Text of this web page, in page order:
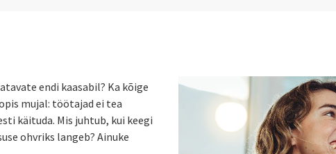
endi kaasabil? Ka kõige
mujal: töötajad ei tea
käituda. Mis juhtub, kui keegi
ohvriks langeb? Ainuke